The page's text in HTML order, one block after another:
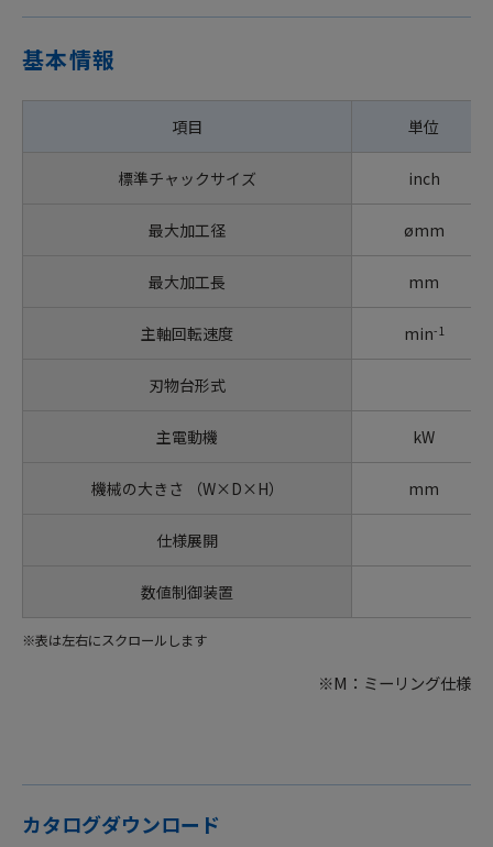
基本情報
項目 単位
標準チャックサイズ inch
最大加工径 ømm
最大加工長 mm
主軸回転速度 min-1
刃物台形式
主電動機 kW
機械の大きさ （W×D×H） mm
仕様展開
数値制御装置
※表は左右にスクロールします
※M：ミーリング仕様
カタログダウンロード